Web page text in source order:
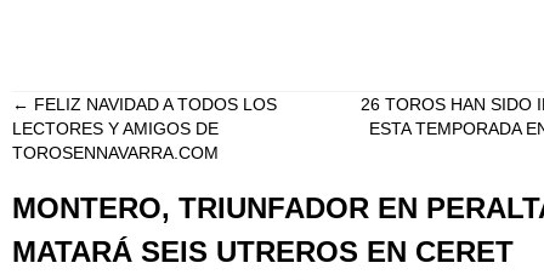
← FELIZ NAVIDAD A TODOS LOS
LECTORES Y AMIGOS DE
TOROSENNAVARRA.COM
26 TOROS HAN SIDO
ESTA TEMPORADA
MONTERO, TRIUNFADOR EN
MATARÁ SEIS UTREROS EN CERET